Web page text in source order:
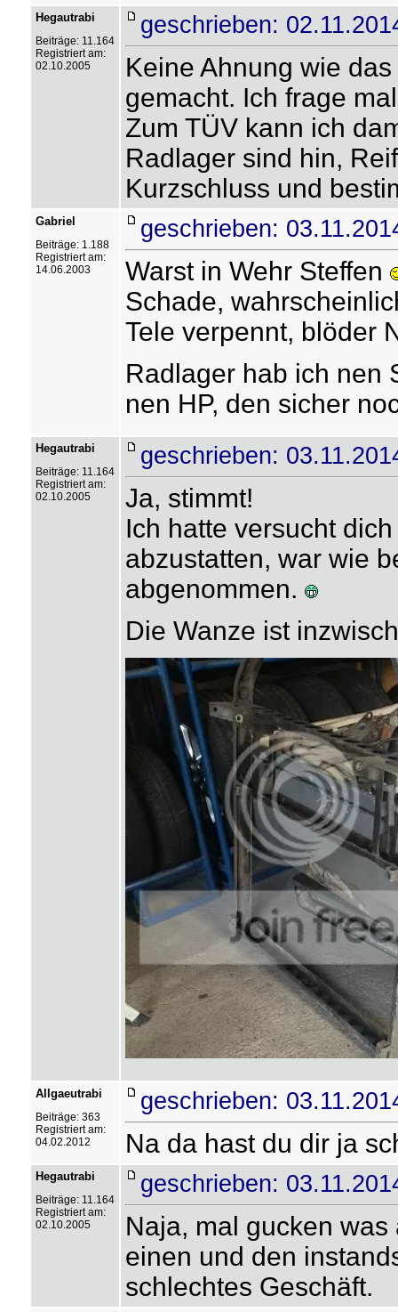
Hegautrabi
Beiträge: 11.164
Registriert am:
02.10.2005
geschrieben:
Keine Ahnung wie
gemacht. Ich frage
Zum TÜV kann ich
Radlager sind hin,
Kurzschluss und
Gabriel
Beiträge: 1.188
Registriert am:
14.06.2003
geschrieben:
Warst in Wehr Steffen
Schade,
Tele verpennt, blöder
Radlager hab ich nen
nen HP, den sicher
Hegautrabi
Beiträge: 11.164
Registriert am:
02.10.2005
geschrieben:
Ja, stimmt!
Ich hatte versucht
abzustatten, war wie
abgenommen.
Die Wanze ist
Allgaeutrabi
Beiträge: 363
Registriert am:
04.02.2012
geschrieben:
Na da hast du dir ja
Hegautrabi
Beiträge: 11.164
Registriert am:
02.10.2005
geschrieben:
Naja, mal gucken
einen und den
schlechtes Geschäft.